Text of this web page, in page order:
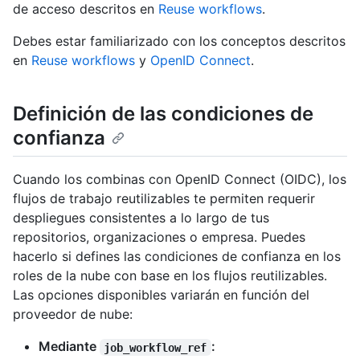
de acceso descritos en Reuse workflows.
Debes estar familiarizado con los conceptos descritos
en Reuse workflows y OpenID Connect.
Definición de las condiciones de
confianza
Cuando los combinas con OpenID Connect (OIDC), los
flujos de trabajo reutilizables te permiten requerir
despliegues consistentes a lo largo de tus
repositorios, organizaciones o empresa. Puedes
hacerlo si defines las condiciones de confianza en los
roles de la nube con base en los flujos reutilizables.
Las opciones disponibles variarán en función del
proveedor de nube:
Mediante
job_workflow_ref :